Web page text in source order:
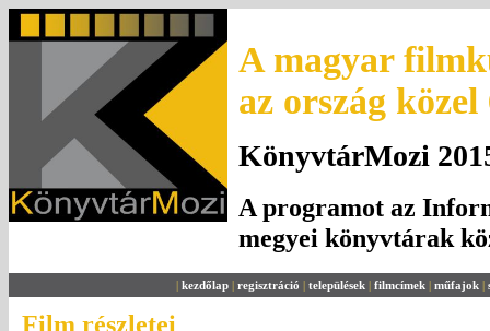
A magyar
az ország
KönyvtárMozi
A programot az
megyei könyvtárak
| kezdőlap | regisztráció | települések | filmcímek | műfajok |
Film részletei